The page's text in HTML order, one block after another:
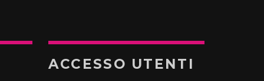
ACCESSO UTENTI